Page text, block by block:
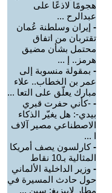
هجومًا لاذعًا على
عبدالرح ...
- إيران وسلطنة عُمان
تقتربان من اتفاق
محتمل بشأن مضيق
هرمز.. إ ...
- بمقولة منسوبة إلى
عمر بن الخطاب.. علاء
مبارك يعلّق على التعا ...
- -كأني حفرت قبري
بيدي-: هل يغيّر الذكاء
الاصطناعي مصير آلاف
ا ...
-كارلسون يصف أمريكا
المثالية بـ10 نقاط
- وزير الداخلية الألماني
حول حادث المسيرة في
مطار لايبزيغ: سين ...